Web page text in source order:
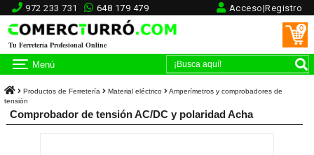
972 233 731 648 179 479 Acceso|Registro
Tu Ferretería Profesional Online
0
Menú
Productos de Ferretería Material eléctrico
Amperímetros y comprobadores de
tensión
Comprobador de tensión AC/DC y polaridad Acha